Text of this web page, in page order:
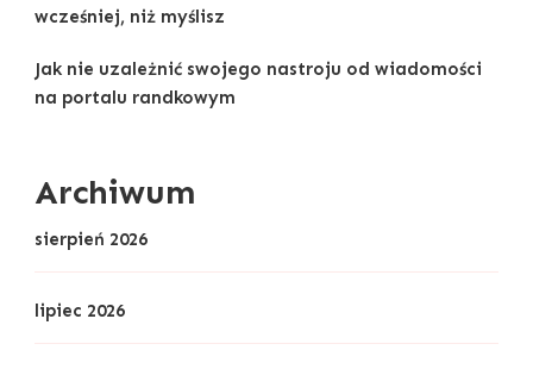
wcześniej, niż myślisz
Jak nie uzależnić swojego nastroju od wiadomości
na portalu randkowym
Archiwum
sierpień 2026
lipiec 2026